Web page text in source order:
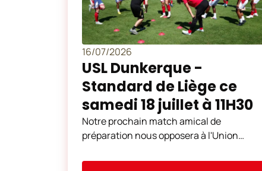
16/07/2026
USL Dunkerque -
Standard de Liège ce
samedi 18 juillet à 11H30
Notre prochain match amical de
préparation nous opposera à l'Union
Ligue 2 française. Cette